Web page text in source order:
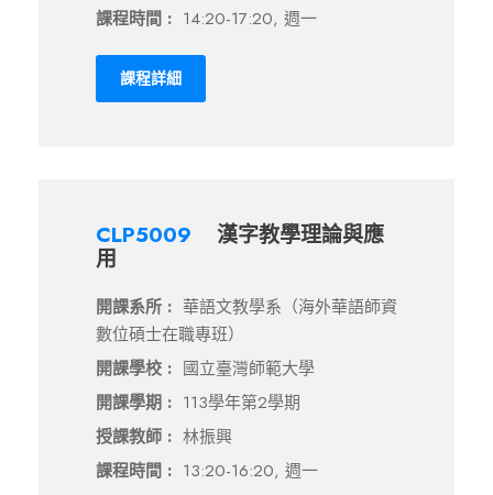
課程時間 : 14:20-17:20, 週一
課程詳細
CLP5009
漢字教學理論與應
用
開課系所 : 華語文教學系（海外華語師資
數位碩士在職專班）
開課學校 : 國立臺灣師範大學
開課學期 : 113學年第2學期
授課教師 : 林振興
課程時間 : 13:20-16:20, 週一